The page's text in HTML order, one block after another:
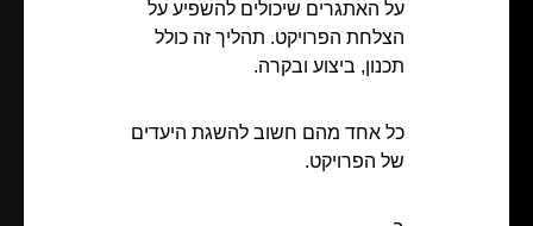
על האתגרים שיכולים להשפיע על
הצלחת הפרויקט. תהליך זה כולל
תכנון, ביצוע ובקרה.
כל אחד מהם חשוב להשגת היעדים
של הפרויקט.